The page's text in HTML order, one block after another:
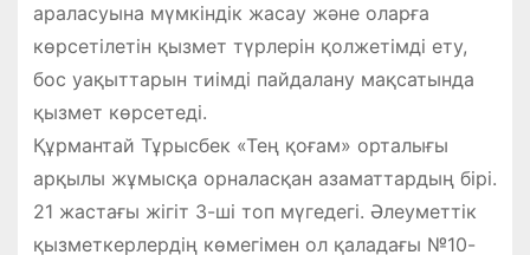
араласуына мүмкіндік жасау және оларға
көрсетілетін қызмет түрлерін қолжетімді ету,
бос уақыттарын тиімді пайдалану мақсатында
қызмет көрсетеді.
Құрмантай Тұрысбек «Тең қоғам» орталығы
арқылы жұмысқа орналасқан азаматтардың бірі.
21 жастағы жігіт 3-ші топ мүгедегі. Әлеуметтік
қызметкерлердің көмегімен ол қаладағы №10-